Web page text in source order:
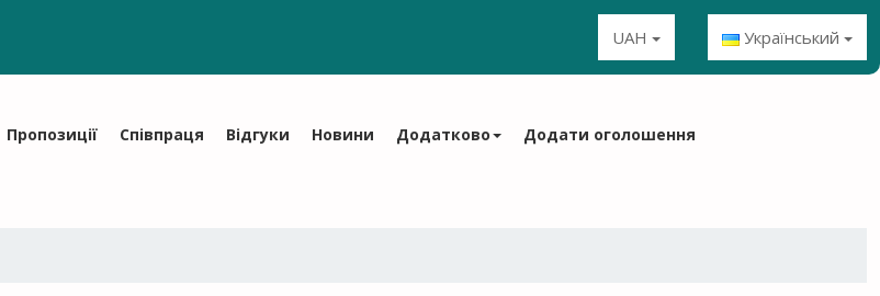
UAH Український
Пропозиції Співпраця Відгуки Новини Додатково Додати оголошення